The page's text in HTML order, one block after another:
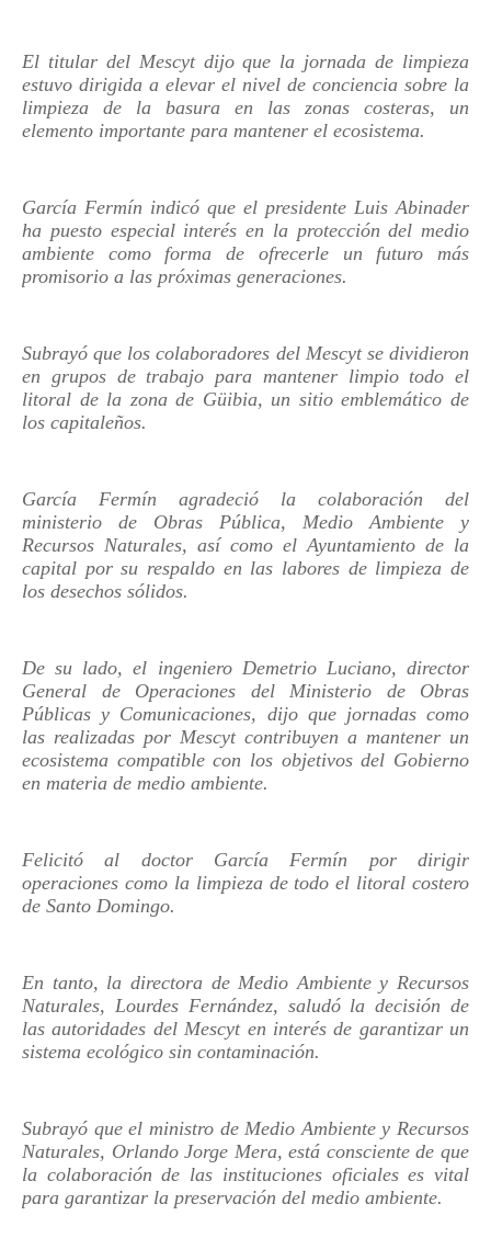
El titular del Mescyt dijo que la jornada de limpieza
estuvo dirigida a elevar el nivel de conciencia sobre la
limpieza de la basura en las zonas costeras, un
elemento importante para mantener el ecosistema.
García Fermín indicó que el presidente Luis Abinader
ha puesto especial interés en la protección del medio
ambiente como forma de ofrecerle un futuro más
promisorio a las próximas generaciones.
Subrayó que los colaboradores del Mescyt se dividieron
en grupos de trabajo para mantener limpio todo el
litoral de la zona de Güibia, un sitio emblemático de
los capitaleños.
García Fermín agradeció la colaboración del
ministerio de Obras Pública, Medio Ambiente y
Recursos Naturales, así como el Ayuntamiento de la
capital por su respaldo en las labores de limpieza de
los desechos sólidos.
De su lado, el ingeniero Demetrio Luciano, director
General de Operaciones del Ministerio de Obras
Públicas y Comunicaciones, dijo que jornadas como
las realizadas por Mescyt contribuyen a mantener un
ecosistema compatible con los objetivos del Gobierno
en materia de medio ambiente.
Felicitó al doctor García Fermín por dirigir
operaciones como la limpieza de todo el litoral costero
de Santo Domingo.
En tanto, la directora de Medio Ambiente y Recursos
Naturales, Lourdes Fernández, saludó la decisión de
las autoridades del Mescyt en interés de garantizar un
sistema ecológico sin contaminación.
Subrayó que el ministro de Medio Ambiente y Recursos
Naturales, Orlando Jorge Mera, está consciente de que
la colaboración de las instituciones oficiales es vital
para garantizar la preservación del medio ambiente.